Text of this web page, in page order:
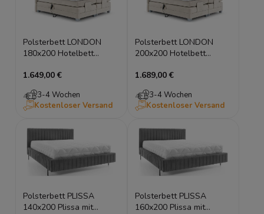
Polsterbett LONDON
180x200 Hotelbett
Bett
1.649,00 €
3-4 Wochen
Kostenloser Versand
Polsterbett LONDON
200x200 Hotelbett
Bett
1.689,00 €
3-4 Wochen
Kostenloser Versand
Polsterbett PLISSA
140x200 Plissa mit
Polsterbett PLISSA
160x200 Plissa mit